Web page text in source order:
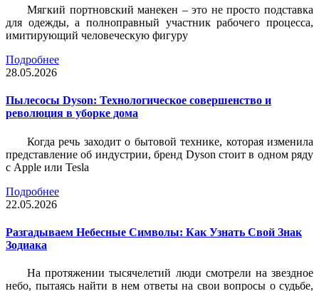
Мягкий портновский манекен – это не просто подставка
для одежды, а полноправный участник рабочего процесса,
имитирующий человеческую фигуру
Подробнее
28.05.2026
Пылесосы Dyson: Технологическое совершенство и
революция в уборке дома
Когда речь заходит о бытовой технике, которая изменила
представление об индустрии, бренд Dyson стоит в одном ряду
с Apple или Tesla
Подробнее
22.05.2026
Разгадываем Небесные Символы: Как Узнать Свой Знак
Зодиака
На протяжении тысячелетий люди смотрели на звездное
небо, пытаясь найти в нем ответы на свои вопросы о судьбе,